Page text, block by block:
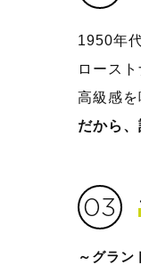
1950年
ロース
高級感を
だから
03
～グラン